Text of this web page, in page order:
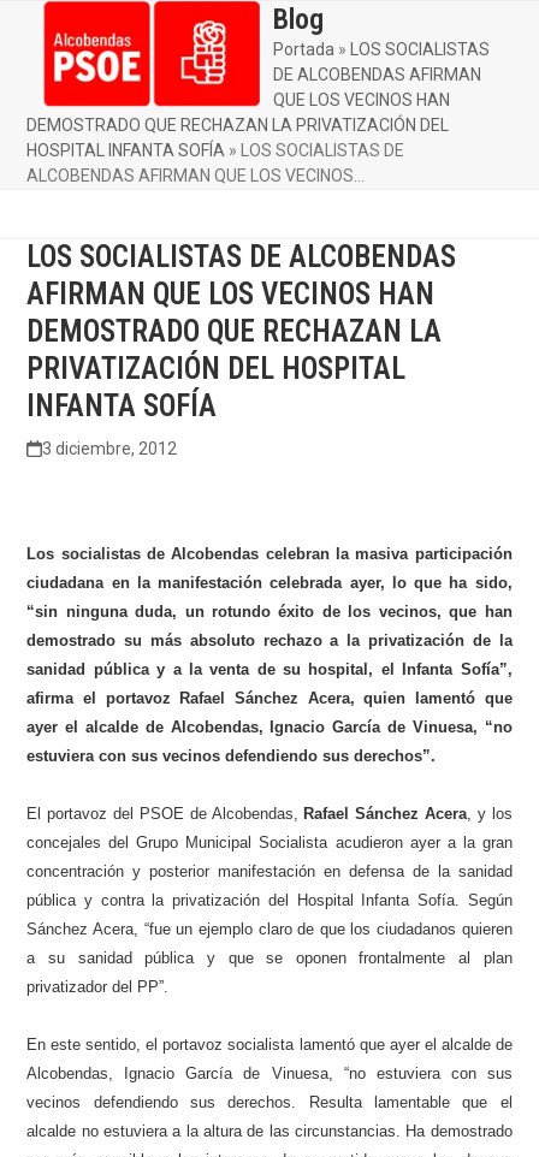
contentmobile
menu
mobile
menu
Blog
Portada »
LOS SOCIALISTAS
DE ALCOBENDAS AFIRMAN
QUE LOS VECINOS HAN
DEMOSTRADO QUE RECHAZAN LA PRIVATIZACIÓN DEL
HOSPITAL INFANTA SOFÍA »
LOS SOCIALISTAS DE
ALCOBENDAS AFIRMAN QUE LOS VECINOS…
LOS SOCIALISTAS DE ALCOBENDAS
AFIRMAN QUE LOS VECINOS HAN
DEMOSTRADO QUE RECHAZAN LA
PRIVATIZACIÓN DEL HOSPITAL
INFANTA SOFÍA
3 diciembre, 2012
Los socialistas de Alcobendas celebran la masiva participación
ciudadana en la manifestación celebrada ayer, lo que ha sido,
“sin ninguna duda, un rotundo éxito de los vecinos, que han
demostrado su más absoluto rechazo a la privatización de la
sanidad pública y a la venta de su hospital, el Infanta Sofía”,
afirma el portavoz Rafael Sánchez Acera, quien lamentó que
ayer el alcalde de Alcobendas, Ignacio García de Vinuesa, “no
estuviera con sus vecinos defendiendo sus derechos”.
El portavoz del PSOE de Alcobendas, Rafael Sánchez Acera, y los
concejales del Grupo Municipal Socialista acudieron ayer a la gran
concentración y posterior manifestación en defensa de la sanidad
pública y contra la privatización del Hospital Infanta Sofía. Según
Sánchez Acera, “fue un ejemplo claro de que los ciudadanos quieren
a su sanidad pública y que se oponen frontalmente al plan
privatizador del PP”.
En este sentido, el portavoz socialista lamentó que ayer el alcalde de
Alcobendas, Ignacio García de Vinuesa, “no estuviera con sus
vecinos defendiendo sus derechos. Resulta lamentable que el
alcalde no estuviera a la altura de las circunstancias. Ha demostrado